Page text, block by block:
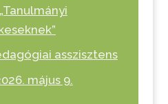
asszisztens
május 9.